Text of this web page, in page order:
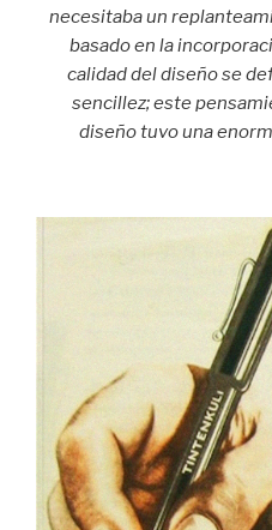
necesitaba un
basado en la
calidad del diseño se
sencillez; este
diseño tuvo una